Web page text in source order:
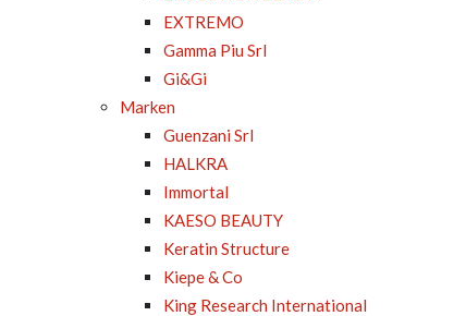
EXTREMO
Gamma Piu Srl
Gi&Gi
Marken
Guenzani Srl
HALKRA
Immortal
KAESO BEAUTY
Keratin Structure
Kiepe & Co
King Research International